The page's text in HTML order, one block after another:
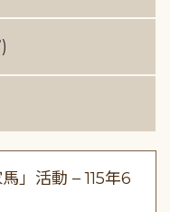
」活動 – 115年6